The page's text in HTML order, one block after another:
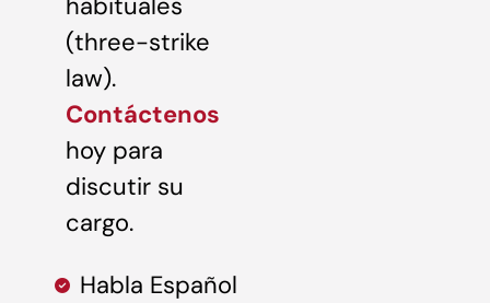
(three-strike
law).
Contáctenos
hoy para
discutir su
cargo.
Habla Español